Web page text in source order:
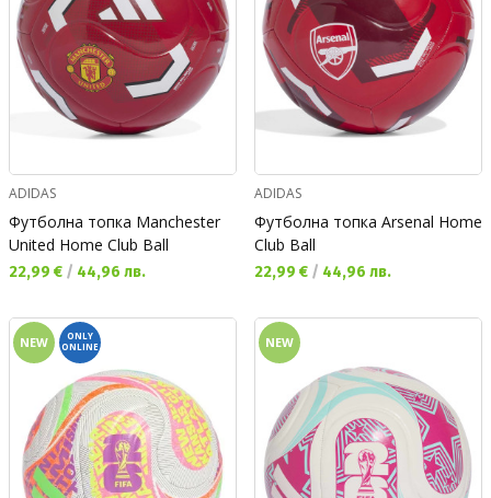
ADIDAS
Футболна топка Manchester
United Home Club Ball
Текуща цена:
22,99 € / 44,96 лв.
ADIDAS
Футболна топка Arsenal Home
Club Ball
Текуща цена:
22,99 € / 44,96 лв.
NEW
ONLY
ONLINE
NEW